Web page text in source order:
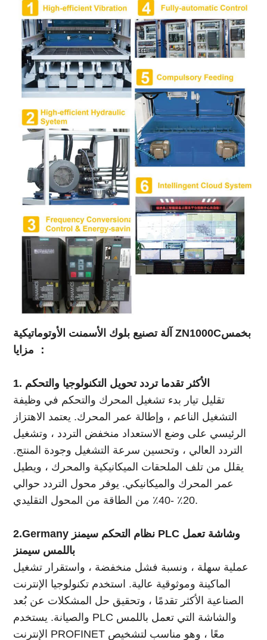
آلة تصنيع بلوك الأسمنت الأوتوماتيكية ZN1000Cبخمس
مزايا ：
1. الأكثر تقدما تردد تحويل التكنولوجيا والتحكم
تقليل تيار بدء تشغيل المحرك والتحكم في وظيفة
التشغيل الناعم ، وإطالة عمر المحرك. يعتمد الاهتزاز
الرئيسي على وضع الاستعداد منخفض التردد ، وتشغيل
التردد العالي ، وتحسين سرعة التشغيل وجودة المنتج.
يقلل من تلف الملحقات الميكانيكية والمحرك ، ويطيل
عمر المحرك والميكانيكي. يوفر محول التردد حوالي
20٪ -40٪ من الطاقة من المحول التقليدي.
2.Germany نظام التحكم سيمنز PLC وشاشة تعمل
باللمس سيمنز
عملية سهلة ، ونسبة فشل منخفضة ، واستقرار تشغيل
الماكينة وموثوقية عالية. استخدم تكنولوجيا الإنترنت
الصناعية الأكثر تقدمًا ، وتحقيق حل المشكلات عن بُعد
والصيانة. يستخدم PLC والشاشة التي تعمل باللمس
الإنترنت PROFINET معًا ، وهو مناسب لتشخيص